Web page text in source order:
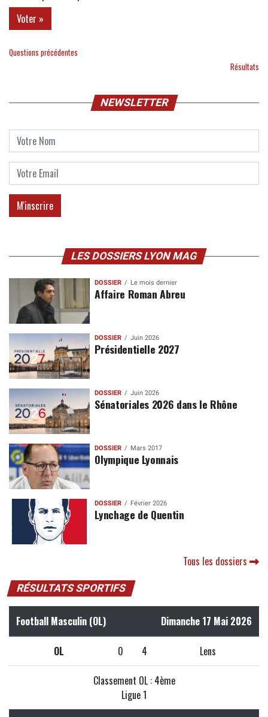
Questions précédentes
Résultats
NEWSLETTER
LES DOSSIERS LYON MAG
DOSSIER Le mois dernier
Affaire Roman Abreu
DOSSIER Juin 2026
Présidentielle 2027
DOSSIER Juin 2026
Sénatoriales 2026 dans le Rhône
DOSSIER Mars 2017
Olympique Lyonnais
DOSSIER Février 2026
Lynchage de Quentin
Tous les dossiers
RÉSULTATS SPORTIFS
Football Masculin (OL) Dimanche 17 Mai 2026
OL 0 4 Lens
Classement OL : 4ème
Ligue 1